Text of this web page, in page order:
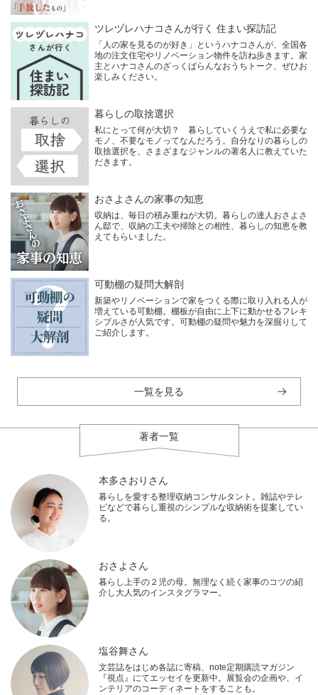
ツレヅレハナコさんが行く 住まい探訪記
「人の家を見るのが好き」というハナコさんが、全国各
地の注文住宅やリノベーション物件を訪ね歩きます。家
主とハナコさんのざっくばらんなおうちトーク、ぜひお
楽しみください。
暮らしの取捨選択
私にとって何が大切？ 暮らしていくうえで私に必要な
モノ、不要なモノってなんだろう。自分なりの暮らしの
取捨選択を、さまざまなジャンルの著名人に教えていた
だきます。
おさよさんの家事の知恵
収納は、毎日の積み重ねが大切。暮らしの達人おさよさ
ん邸で、収納の工夫や掃除との相性、暮らしの知恵を教
えてもらいました。
可動棚の疑問大解剖
新築やリノベーションで家をつくる際に取り入れる人が
増えている可動棚。棚板が自由に上下に動かせるフレキ
シブルさが人気です。可動棚の疑問や魅力を深掘りして
ご紹介します。
一覧を見る
著者一覧
本多さおりさん
暮らしを愛する整理収納コンサルタント。雑誌やテレ
ビなどで暮らし重視のシンプルな収納術を提案してい
る。
おさよさん
暮らし上手の２児の母。無理なく続く家事のコツの紹
介し大人気のインスタグラマー。
塩谷舞さん
文芸誌をはじめ各誌に寄稿、note定期購読マガジン
『視点』にてエッセイを更新中。展覧会の企画や、イ
ンテリアのコーディネートをすることも。